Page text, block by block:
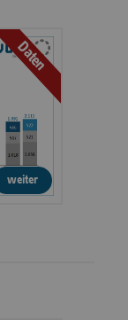
Daten
weiter